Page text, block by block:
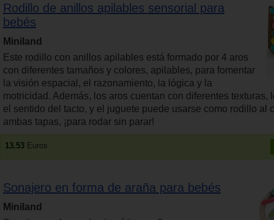
Rodillo de anillos apilables sensorial para
bebés
Miniland
Este rodillo con anillos apilables está formado por 4 aros
con diferentes tamaños y colores, apilables, para fomentar
la visión espacial, el razonamiento, la lógica y la
motricidad. Además, los aros cuentan con diferentes texturas,
el sentido del tacto, y el juguete puede usarse como rodillo al
ambas tapas, ¡para rodar sin parar!
13.53 Euros
Sonajero en forma de araña para bebés
Miniland